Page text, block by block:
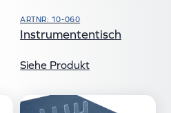
ARTNR: 10-060
Instrumententisch
Siehe Produkt